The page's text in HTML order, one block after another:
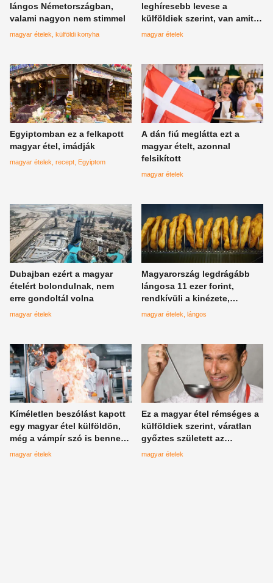
lángos Németországban,
valami nagyon nem stimmel
magyar ételek külföldi konyha
leghíresebb levese a
külföldiek szerint, van amit
egyáltalán nem tudunk hová
magyar ételek
Egyiptomban ez a felkapott
magyar étel, imádják
magyar ételek recept Egyiptom
A dán fiú meglátta ezt a
magyar ételt, azonnal
felsikított
magyar ételek
Dubajban ezért a magyar
ételért bolondulnak, nem
erre gondoltál volna
magyar ételek
Magyarország legdrágább
lángosa 11 ezer forint,
rendkívüli a kinézete,
roskadozik a feltétektől?
magyar ételek lángos
Kíméletlen beszólást kapott
egy magyar étel külföldön,
még a vámpír szó is benne
volt a kritikában
magyar ételek
Ez a magyar étel rémséges a
külföldiek szerint, váratlan
győztes született az
antilistán
magyar ételek